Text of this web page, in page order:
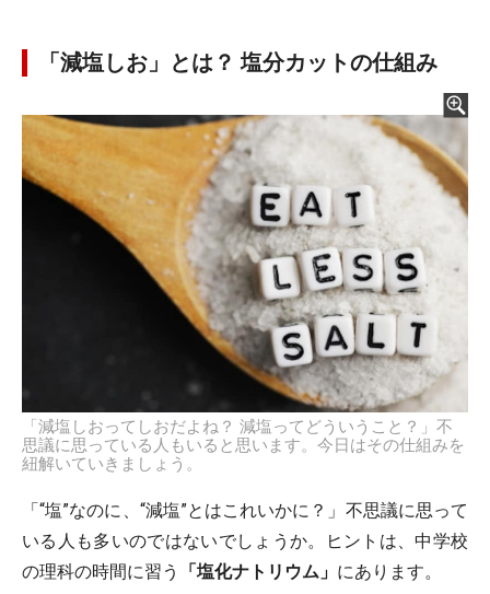
「減塩しお」とは？ 塩分カットの仕組み
「減塩しおってしおだよね？ 減塩ってどういうこと？」不
思議に思っている人もいると思います。今日はその仕組みを
紐解いていきましょう。
「“塩”なのに、“減塩”とはこれいかに？」不思議に思って
いる人も多いのではないでしょうか。ヒントは、中学校
の理科の時間に習う
「塩化ナトリウム」 にあります。